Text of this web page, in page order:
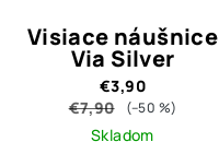
Visiace náušnice
Via Silver
€3,90
€7,90
(–50 %)
Skladom